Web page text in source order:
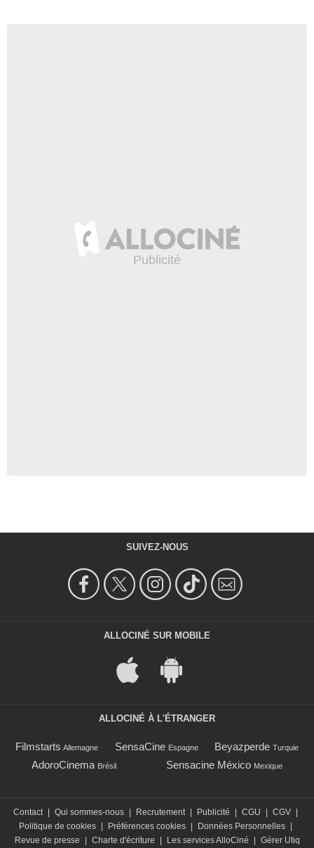
SUIVEZ-NOUS
ALLOCINÉ SUR MOBILE
ALLOCINÉ À L'ÉTRANGER
Filmstarts Allemagne SensaCine Espagne Beyazperde Turquie
AdoroCinema Brésil Sensacine México Mexique
Contact | Qui sommes-nous | Recrutement | Publicité | CGU | CGV |
Politique de cookies | Préférences cookies | Données Personnelles |
Revue de presse
| Charte d'écriture | Les services AlloCiné | Gérer Utiq